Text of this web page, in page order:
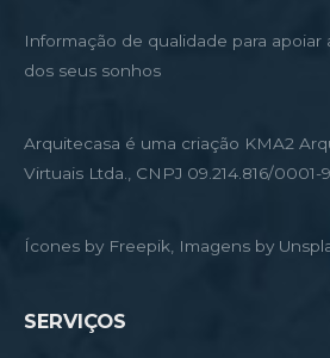
Informação de qualidade para apoiar
dos seus sonhos
Arquitecasa é uma criação KMA2
Virtuais Ltda., CNPJ 09.214.816/0001-
Ícones by Freepik, Imagens by
SERVIÇOS